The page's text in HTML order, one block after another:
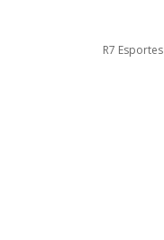
R7 Esportes